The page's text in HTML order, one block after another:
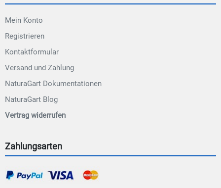
Mein Konto
Registrieren
Kontaktformular
Versand und Zahlung
NaturaGart Dokumentationen
NaturaGart Blog
Vertrag widerrufen
Zahlungsarten